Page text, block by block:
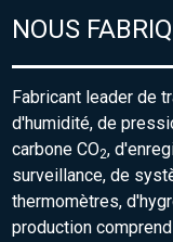
NOUS
Fabricant leader de
d'humidité, de
carbone CO2,
surveillance, de
thermomètres,
production